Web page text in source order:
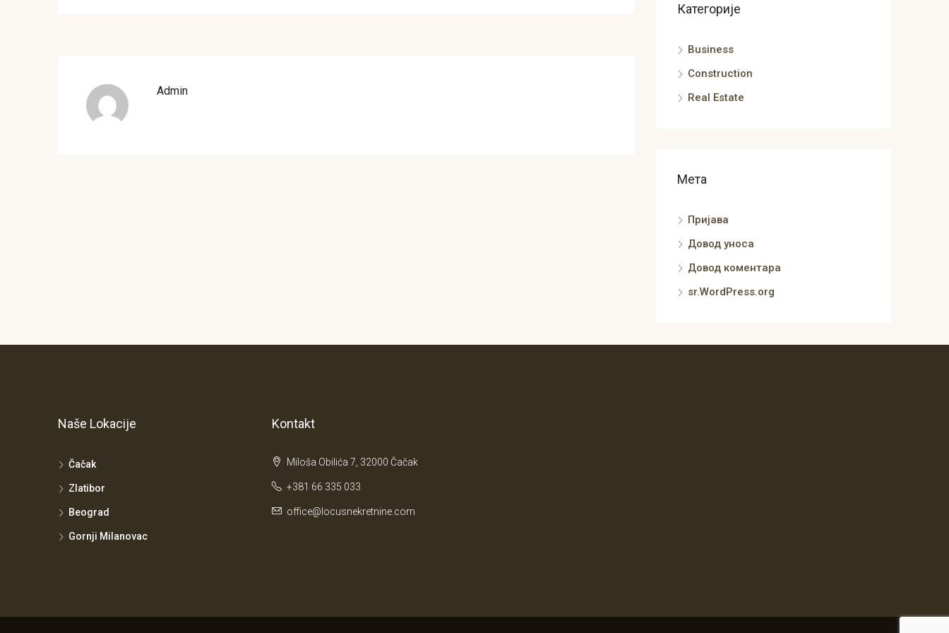
Admin
Категорије
Business
Construction
Real Estate
Мета
Пријава
Довод уноса
Довод коментара
sr.WordPress.org
Naše Lokacije
Čačak
Zlatibor
Beograd
Gornji Milanovac
Kontakt
Miloša Obilića 7, 32000 Čačak
+381 66 335 033
office@locusnekretnine.com